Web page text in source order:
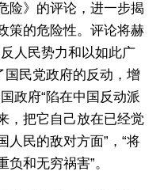
险》的评论，进一步揭
策的危险性。评论将赫
人民势力和以如此广
国民党政府的反动，增
政府“陷在中国反动派
，把它自己放在已经觉
人民的敌对方面”，“将
和无穷祸害”。